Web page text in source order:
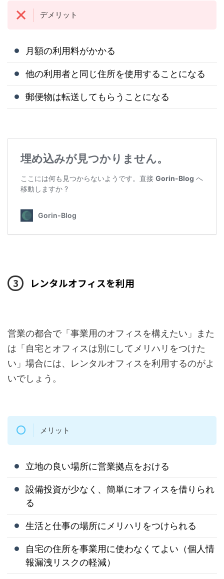
デメリット
月額の利用料がかかる
他の利用者と同じ住所を使用することになる
郵便物は転送してもらうことになる
レンタルオフィスを利用
営業の都合で「事業用のオフィスを構えたい」また
は「自宅とオフィスは別にしてメリハリをつけた
い」場合には、レンタルオフィスを利用するのがよ
いでしょう。
メリット
立地の良い場所に営業拠点をおける
設備投資が少なく、簡単にオフィスを借りられ
る
生活と仕事の場所にメリハリをつけられる
自宅の住所を事業用に使わなくてよい（個人情
報漏洩リスクの軽減）